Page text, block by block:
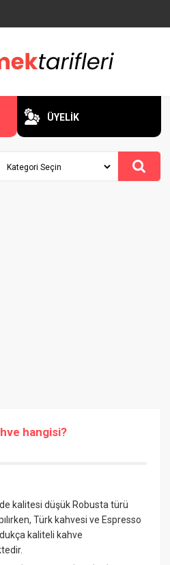
ÜYELİK
hangisi?
kalitesi düşük Robusta türü
Türk kahvesi ve Espresso
kaliteli kahve